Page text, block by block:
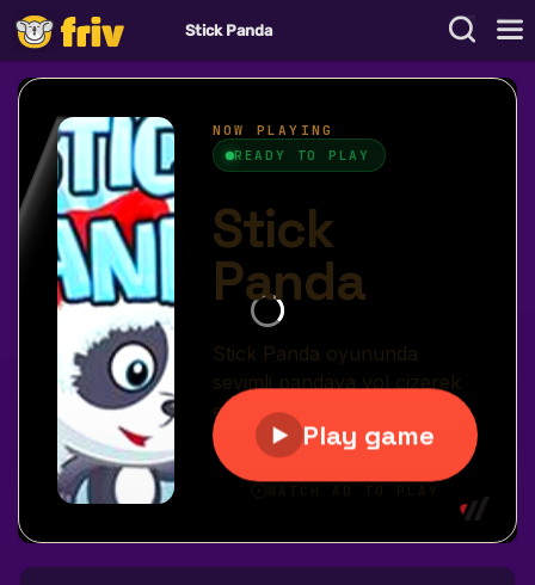
Stick Panda